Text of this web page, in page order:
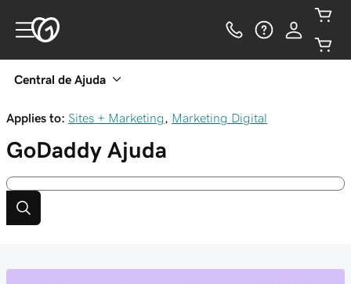
Central de Ajuda
Applies to: Sites + Marketing Marketing Digital
GoDaddy Ajuda